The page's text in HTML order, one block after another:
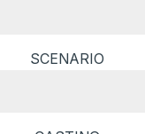
SCENARIO